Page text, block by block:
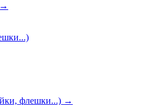
→
флешки...) →